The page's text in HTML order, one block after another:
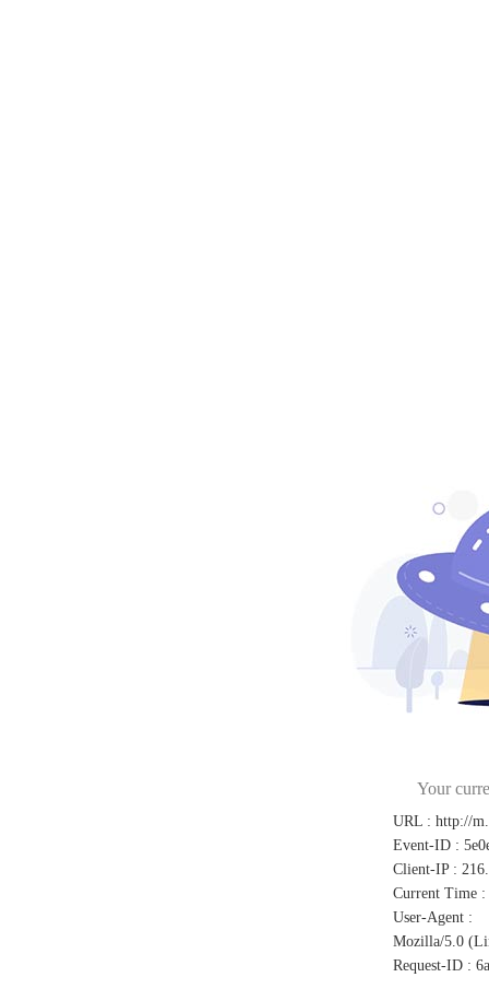
Your
URL : http://
Event-ID :
Client-IP :
Current Time :
User-Agent :
Mozilla/5.0
Request-ID :